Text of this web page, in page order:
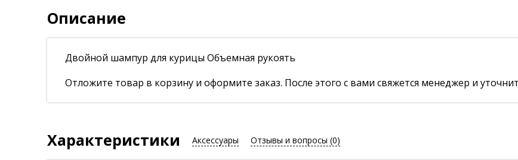
Описание
Двойной шампур для курицы Объемная рукоять
Отложите товар в корзину и оформите заказ. После этого с вами свяжется менеджер и
Характеристики Аксессуары Отзывы и вопросы (0)